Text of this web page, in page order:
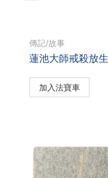
傳記/故事
蓮池大師戒殺放
加入法寶車